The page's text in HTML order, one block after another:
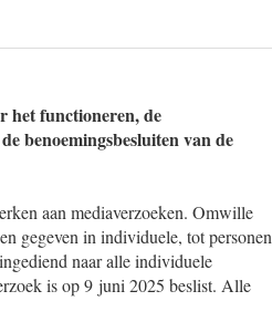
het functioneren, de
benoemingsbesluiten van de
aan mediaverzoeken. Omwille
gegeven in individuele, tot personen
naar alle individuele
is op 9 juni 2025 beslist. Alle